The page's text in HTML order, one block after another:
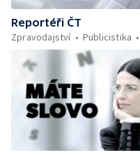
Reportéři ČT
Zpravodajství
Publicistika